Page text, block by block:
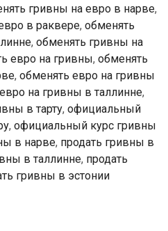
гривны на евро в нарве,
в раквере, обменять
, обменять гривны на
евро на гривны, обменять
, обменять евро на гривны
на гривны в таллинне,
в тарту, официальный
, официальный курс гривны
в нарве, продать гривны в
в таллинне, продать
гривны в эстонии